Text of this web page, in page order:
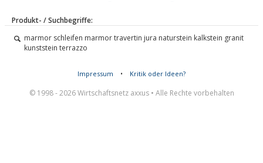
Produkt- / Suchbegriffe:
marmor schleifen marmor travertin jura naturstein kalkstein granit
kunststein terrazzo
Impressum • Kritik oder Ideen?
© 1998 - 2026 Wirtschaftsnetz axxus • Alle Rechte vorbehalten